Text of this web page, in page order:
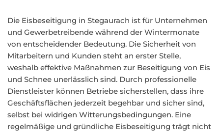
Die Eisbeseitigung in Stegaurach ist für Unternehmen
und Gewerbetreibende während der Wintermonate
von entscheidender Bedeutung. Die Sicherheit von
Mitarbeitern und Kunden steht an erster Stelle,
weshalb effektive Maßnahmen zur Beseitigung von Eis
und Schnee unerlässlich sind. Durch professionelle
Dienstleister können Betriebe sicherstellen, dass ihre
Geschäftsflächen jederzeit begehbar und sicher sind,
selbst bei widrigen Witterungsbedingungen. Eine
regelmäßige und gründliche Eisbeseitigung trägt nicht